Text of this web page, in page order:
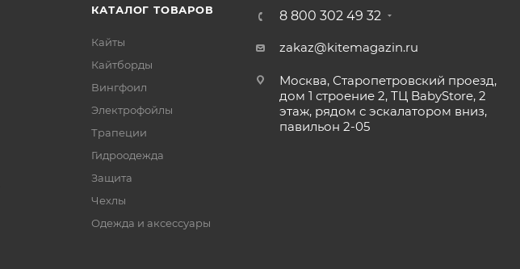
КАТАЛОГ ТОВАРОВ
Кайты
Кайтборды
Вингфоил
Электрофойлы
Трапеции
Гидроодежда
Защита
Чехлы
Одежда и аксессуары
8 800 302 49 32
zakaz@kitemagazin.ru
Москва, Старопетровский проезд,
дом 1 строение 2, ТЦ BabyStore, 2
этаж, рядом с эскалатором вниз,
павильон 2-05